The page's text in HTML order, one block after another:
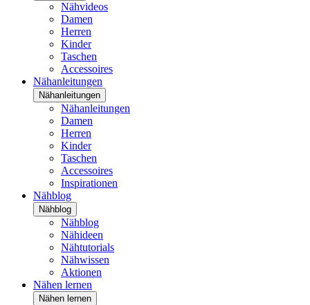
Nähvideos
Damen
Herren
Kinder
Taschen
Accessoires
Nähanleitungen
Nähanleitungen
Nähanleitungen
Damen
Herren
Kinder
Taschen
Accessoires
Inspirationen
Nähblog
Nähblog
Nähblog
Nähideen
Nähtutorials
Nähwissen
Aktionen
Nähen lernen
Nähen lernen